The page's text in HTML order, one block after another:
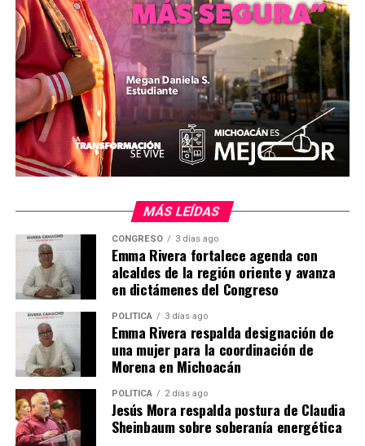
Comparte con:
Me gusta esto:
Relacionado
Maestros de la CNTE toman
Presidencia Municipal de
La CNTE evidencia que se
trata de un problema político
MÁS LEÍDAS
CONGRESO 3 días ago
Emma Rivera fortalece agenda con
alcaldes de la región oriente y avanza
en dictámenes del Congreso
POLÍTICA 3 días ago
Emma Rivera respalda designación de
una mujer para la coordinación de
Morena en Michoacán
POLÍTICA 2 días ago
Jesús Mora respalda postura de Claudia
Sheinbaum sobre soberanía energética